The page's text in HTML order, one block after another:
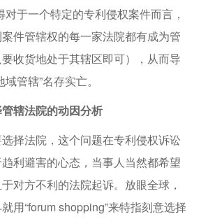
对于一个特定的专利侵权案件而言，
件管辖权的每一家法院都有成为管
收货地处于其辖区即可），从而导
管辖”名存实亡。
辖法院的动因分析
法院，这个问题在专利侵权诉讼
利避害的心态，当事人当然都希望
对方不利的法院起诉。放眼全球，
用“forum shopping”来特指刻意选择